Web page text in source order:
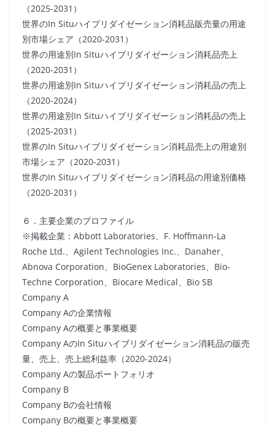
（2025-2031）
世界のIn Situハイブリダイゼーション消耗品販売量の用途
別市場シェア（2020-2031）
世界の用途別In Situハイブリダイゼーション消耗品売上
（2020-2031）
世界の用途別In Situハイブリダイゼーション消耗品の売上
（2020-2024）
世界の用途別In Situハイブリダイゼーション消耗品の売上
（2025-2031）
世界のIn Situハイブリダイゼーション消耗品売上の用途別
市場シェア（2020-2031）
世界のIn Situハイブリダイゼーション消耗品の用途別価格
（2020-2031）
６．主要企業のプロファイル
※掲載企業：Abbott Laboratories、F. Hoffmann-La
Roche Ltd.、Agilent Technologies Inc.、Danaher、
Abnova Corporation、BioGenex Laboratories、Bio-
Techne Corporation、Biocare Medical、Bio SB
Company A
Company Aの企業情報
Company Aの概要と事業概要
Company AのIn Situハイブリダイゼーション消耗品の販売
量、売上、売上総利益率（2020-2024）
Company Aの製品ポートフォリオ
Company B
Company Bの会社情報
Company Bの概要と事業概要